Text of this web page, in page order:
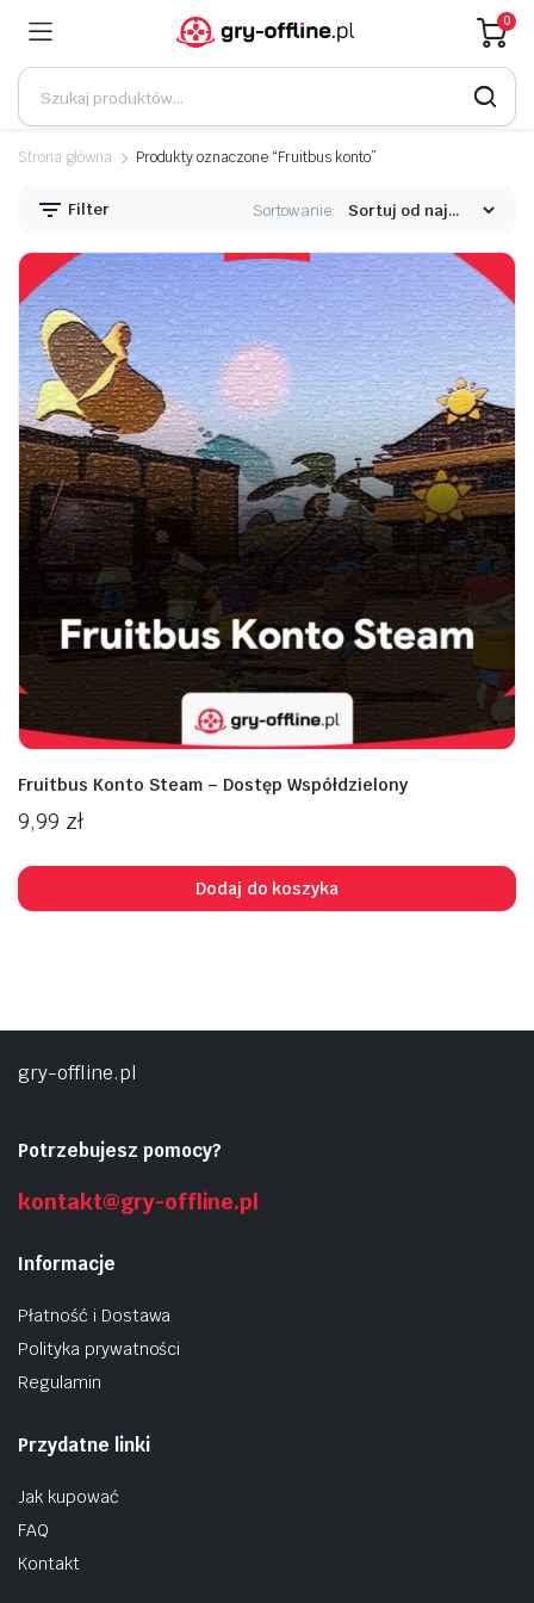
0
Strona główna Produkty oznaczone “Fruitbus konto”
Filter Sortowanie:
Fruitbus Konto Steam – Dostęp Współdzielony
9,99 zł
Dodaj do koszyka
gry-offline.pl
Potrzebujesz pomocy?
kontakt@gry-offline.pl
Informacje
Płatność i Dostawa
Polityka prywatności
Regulamin
Przydatne linki
Jak kupować
FAQ
Kontakt